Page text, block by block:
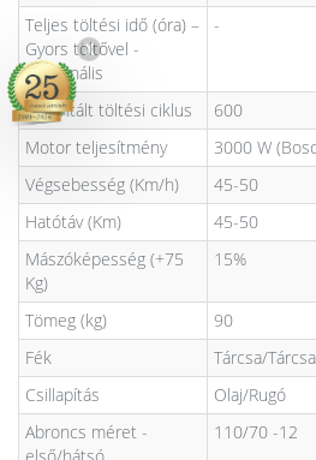
Teljes töltési idő (óra) –
Gyors töltővel -
Opcionális
-
Garantált töltési ciklus 600
Motor teljesítmény
3000 W
Végsebesség (Km/h)
45-50
Hatótáv (Km)
45-50
Mászóképesség (+75
Kg)
15%
Tömeg (kg) 90
Fék
Tárcsa/Tárcsa
Csillapítás
Olaj/Rugó
Abroncs méret -
110/70 -12
X